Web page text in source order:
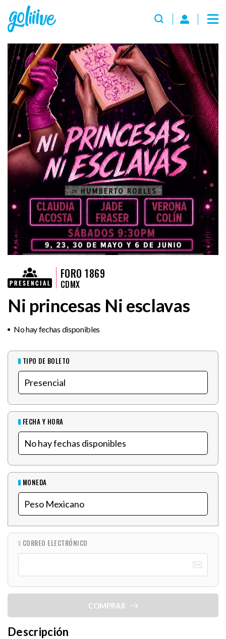
FORO 1869
CDMX
Ni princesas Ni esclavas
No hay fechas disponibles
TIPO DE BOLETO
FECHA Y HORA
MONEDA
CORREO ELECTRÓNICO
COMPRAR
Descripción